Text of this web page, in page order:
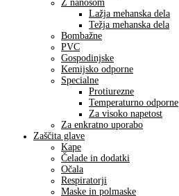
Z nanosom
Lažja mehanska dela
Težja mehanska dela
Bombažne
PVC
Gospodinjske
Kemijsko odporne
Specialne
Protiurezne
Temperaturno odporne
Za visoko napetost
Za enkratno uporabo
Zaščita glave
Kape
Čelade in dodatki
Očala
Respiratorji
Maske in polmaske